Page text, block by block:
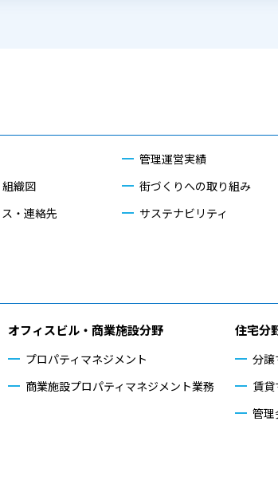
織図
・連絡先
管理運営実績
街づくりへの取り組み
サステナビリティ
オフィスビル・商業施設分野
プロパティマネジメント
商業施設プロパティマネジメント業務
住宅分
分譲
賃
管理